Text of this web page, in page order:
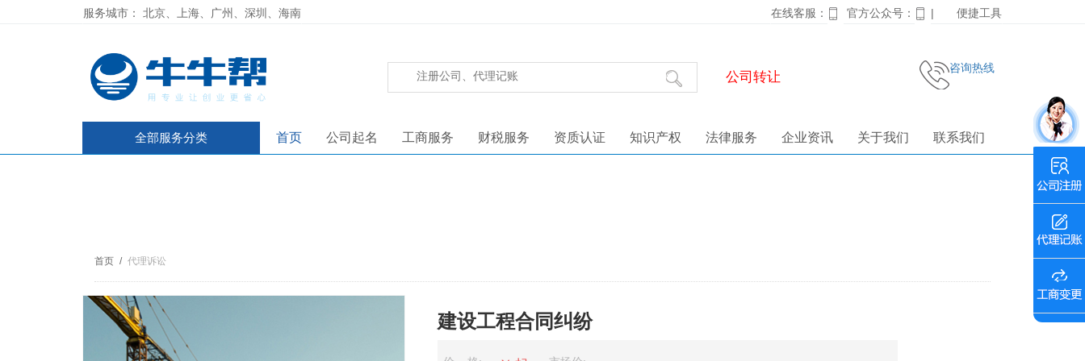
服务城市： 北京、 上海、 广州、 深圳、 海南 | 便捷工具
在线客服： 官方公众号：
公司转让
咨询热线
全部服务分类 联系我们
关于我们
企业资讯
法律服务
知识产权
资质认证
财税服务
工商服务
公司起名
首页
首页 / 代理诉讼
建设工程合同纠纷